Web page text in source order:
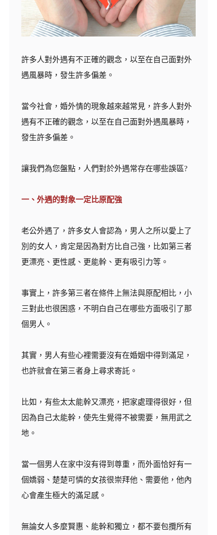
許多人對外遇有不正確的觀念，以至在自己面對外
遇風暴時，發生許多偏差。
當今社會，婚外情的現象越來越常見，許多人對外
遇有不正確的觀念，以至在自己面對外遇風暴時，
發生許多偏差。
讓我們為您盤點，人們對於外遇常存在哪些誤區?
一、外遇的對象一定比原配強
老公外遇了，許多女人會認為，男人之所以愛上了
別的女人，肯定是因為對方比自己強，比如第三者
更漂亮、更性感、更能幹、更有吸引力等。
事實上，許多第三者在條件上無法與原配相比，小
三對此也很困惑，不明白自己在哪些方面吸引了那
個男人。
其實，男人有些心裡需要沒有在婚姻中得到滿足，
也許就會在第三者身上尋求寄託。
比如，有些太太能幹又漂亮，把家處理得很好，但
因為自己太能幹，使先生覺得不被需要，無用武之
地。
當一個男人在家中沒有得到尊重，而外面恰好有一
個嬌弱、楚楚可憐的女孩很崇拜他、需要他，他內
心會產生極大的滿足感。
無論女人多麼賢惠、能幹和獨立，都不要包攬所有